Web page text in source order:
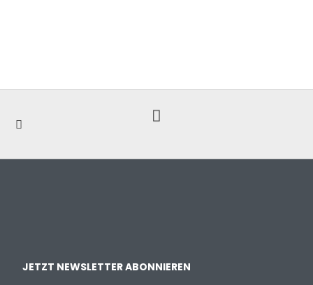
JETZT NEWSLETTER ABONNIEREN